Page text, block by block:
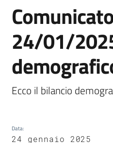
Novità
Menu selezionato
Servizi
Vivere
Castelfranco
Emilia
Salta al contenuto
24/01/
Ecco il bilancio
Data:
24 gennaio 2025